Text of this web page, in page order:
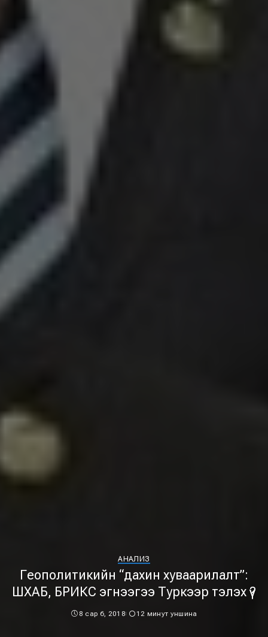
АНАЛИЗ
Геополитикийн “дахин хуваарилалт”:
ШХАБ, БРИКС эгнээгээ Туркээр тэлэх үү?
8 сар 6, 2018 12 минут уншина